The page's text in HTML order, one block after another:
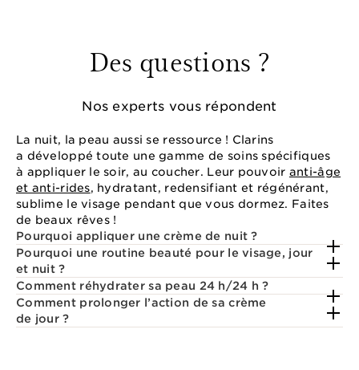
Des questions ?
Nos experts vous répondent
La nuit, la peau aussi se ressource ! Clarins
a développé toute une gamme de soins spécifiques
à appliquer le soir, au coucher. Leur pouvoir anti-âge
et anti-rides, hydratant, redensifiant et régénérant,
sublime le visage pendant que vous dormez. Faites
de beaux rêves !
Pourquoi appliquer une crème de nuit ?
Pourquoi une routine beauté pour le visage, jour
et nuit ?
Comment réhydrater sa peau 24 h/24 h ?
Comment prolonger l’action de sa crème
de jour ?